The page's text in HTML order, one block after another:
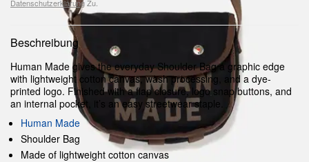
DatenschutzerklärungZu.
Beschreibung
Human Made gives the everyday Shoulder Bag a graphic edge
with lightweight cotton canvas, wash processing, and a dye-
printed logo. Finished with a flap closure, logo snap buttons, and
an internal pocket, it’s an easy streetwear staple.
Human Made
Shoulder Bag
Made of lightweight cotton canvas